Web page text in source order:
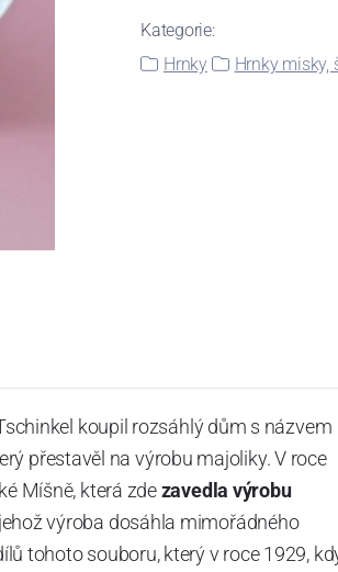
Kategorie:
Hrnky
Hrnky misky,
koupil rozsáhlý dům s názvem
přestavěl na výrobu majoliky. V roce
Míšně, která zdezavedla výrobu
výroba dosáhla mimořádného
tohoto souboru, který v roce 1929,